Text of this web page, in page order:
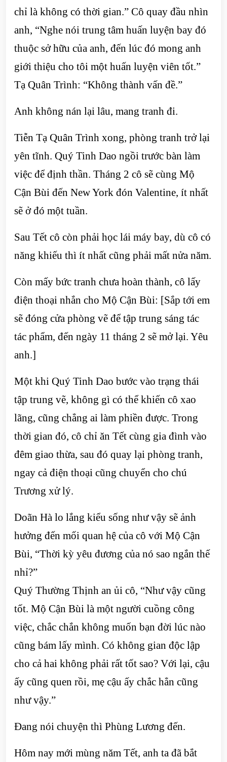
chỉ là không có thời gian.” Cô quay đầu nhìn
anh, “Nghe nói trung tâm huấn luyện bay đó
thuộc sở hữu của anh, đến lúc đó mong anh
giới thiệu cho tôi một huấn luyện viên tốt.”
Tạ Quân Trình: “Không thành vấn đề.”
Anh không nán lại lâu, mang tranh đi.
Tiễn Tạ Quân Trình xong, phòng tranh trở lại
yên tĩnh. Quý Tinh Dao ngồi trước bàn làm
việc để định thần. Tháng 2 cô sẽ cùng Mộ
Cận Bùi đến New York đón Valentine, ít nhất
sẽ ở đó một tuần.
Sau Tết cô còn phải học lái máy bay, dù cô có
năng khiếu thì ít nhất cũng phải mất nửa năm.
Còn mấy bức tranh chưa hoàn thành, cô lấy
điện thoại nhắn cho Mộ Cận Bùi: [Sắp tới em
sẽ đóng cửa phòng vẽ để tập trung sáng tác
tác phẩm, đến ngày 11 tháng 2 sẽ mở lại. Yêu
anh.]
Một khi Quý Tinh Dao bước vào trạng thái
tập trung vẽ, không gì có thể khiến cô xao
lãng, cũng chẳng ai làm phiền được. Trong
thời gian đó, cô chỉ ăn Tết cùng gia đình vào
đêm giao thừa, sau đó quay lại phòng tranh,
ngay cả điện thoại cũng chuyển cho chú
Trương xử lý.
Doãn Hà lo lắng kiểu sống như vậy sẽ ảnh
hưởng đến mối quan hệ của cô với Mộ Cận
Bùi, “Thời kỳ yêu đương của nó sao ngắn thế
nhỉ?”
Quý Thường Thịnh an ủi cô, “Như vậy cũng
tốt. Mộ Cận Bùi là một người cuồng công
việc, chắc chắn không muốn bạn đời lúc nào
cũng bám lấy mình. Có không gian độc lập
cho cả hai không phải rất tốt sao? Với lại, cậu
ấy cũng quen rồi, mẹ cậu ấy chắc hẳn cũng
như vậy.”
Đang nói chuyện thì Phùng Lương đến.
Hôm nay mới mùng năm Tết, anh ta đã bắt